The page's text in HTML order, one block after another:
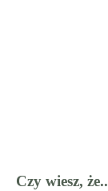
Czy wiesz,